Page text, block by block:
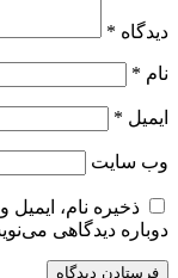
دیدگاه *
نام *
ایمیل *
وب‌ سایت
ذخیره نام،
دوباره دیدگاهی